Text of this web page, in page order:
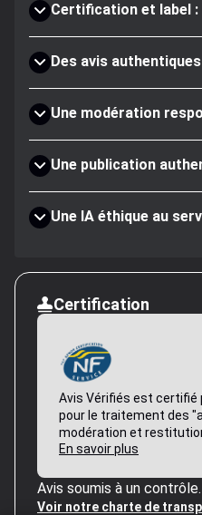
Certification et label
Des avis
Une modération
Une publication
Une IA éthique au
Certification
Avis Vérifiés est certifié
pour le traitement des
modération et
En savoir plus
Avis soumis à un contrôle.
Voir notre charte de